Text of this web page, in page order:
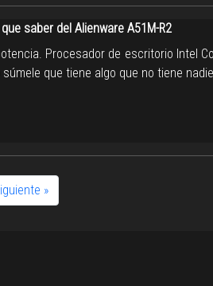
saber del Alienware A51M-R2
Procesador de escritorio Intel
súmele que tiene algo que no tiene
»